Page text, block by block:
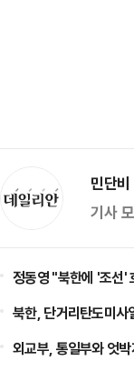
민단
기사
정동영 "북한에 '조선'
북한, 단거리탄도미
외교부, 통일부와 엇